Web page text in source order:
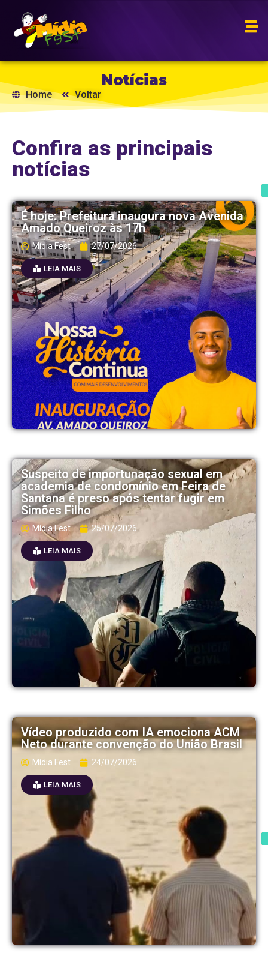
Notícias
Home Voltar
Confira as principais
notícias
É hoje: Prefeitura inaugura nova Avenida
Amado Queiroz às 17h
Mídia Fest 27/07/2026
LEIA MAIS
Suspeito de importunação sexual em
academia de condomínio em Feira de
Santana é preso após tentar fugir em
Simões Filho
Mídia Fest 25/07/2026
LEIA MAIS
Vídeo produzido com IA emociona ACM
Neto durante convenção do União Brasil
Mídia Fest 24/07/2026
LEIA MAIS